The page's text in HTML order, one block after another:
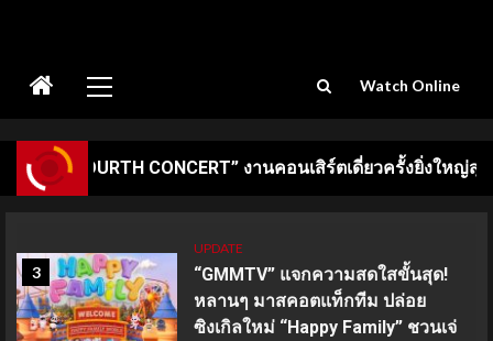
Menu
Watch Online
งานคอนเสิร์ตเดี่ยวครั้งยิ่งใหญ่สุดมหัศจรรย์ 3 วัน
3
UPDATE
“GMMTV” แจกความสดใสขั้นสุด!
หลานๆ มาสคอตแท็กทีม ปล่อย
ซิงเกิลใหม่ “Happy Family” ชวนเจ่